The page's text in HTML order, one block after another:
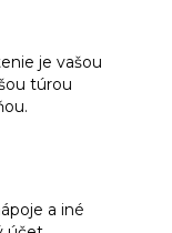
je vašou
túrou
a iné